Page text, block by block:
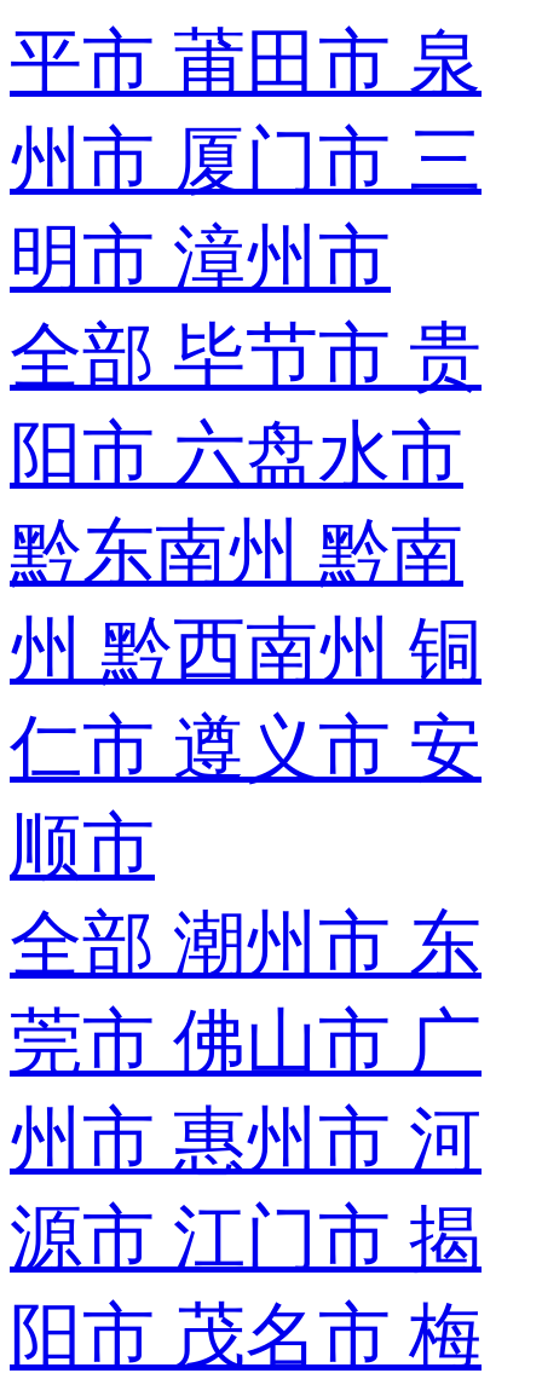
平市 莆田市 泉
州市 厦门市 三
明市 漳州市
全部 毕节市 贵
阳市 六盘水市
黔东南州 黔南
州 黔西南州 铜
仁市 遵义市 安
顺市
全部 潮州市 东
莞市 佛山市 广
州市 惠州市 河
源市 江门市 揭
阳市 茂名市 梅